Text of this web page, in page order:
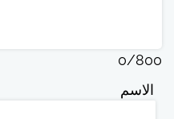
0/800
الاسم